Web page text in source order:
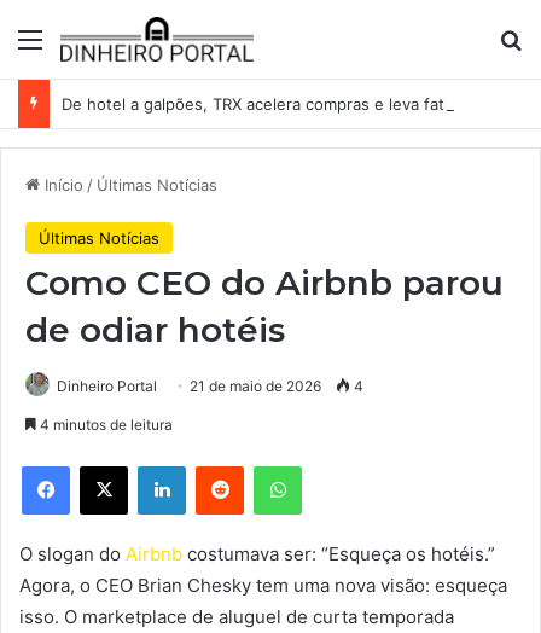
Menu
Início / Últimas Notícias
Últimas Notícias
Como CEO do Airbnb parou
de odiar hotéis
Dinheiro Portal 21 de maio de 2026 4
4 minutos de leitura
Facebook
X LinkedinReddit WhatsApp
O slogan do Airbnb costumava ser: “Esqueça os hotéis.”
Agora, o CEO Brian Chesky tem uma nova visão: esqueça
isso. O marketplace de aluguel de curta temporada